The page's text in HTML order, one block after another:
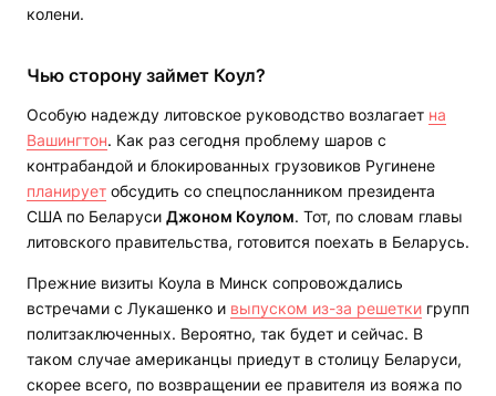
колени.
Чью сторону займет Коул?
Особую надежду литовское руководство возлагает на
Вашингтон. Как раз сегодня проблему шаров с
контрабандой и блокированных грузовиков Ругинене
планирует обсудить со спецпосланником президента
США по Беларуси Джоном Коулом. Тот, по словам главы
литовского правительства, готовится поехать в Беларусь.
Прежние визиты Коула в Минск сопровождались
встречами с Лукашенко и выпуском из-за решетки групп
политзаключенных. Вероятно, так будет и сейчас. В
таком случае американцы приедут в столицу Беларуси,
скорее всего, по возвращении ее правителя из вояжа по